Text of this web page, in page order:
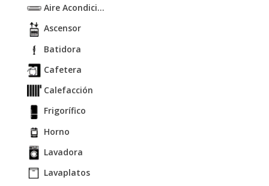
Aire Acondici...
Ascensor
Batidora
Cafetera
Calefacción
Frigorífico
Horno
Lavadora
Lavaplatos